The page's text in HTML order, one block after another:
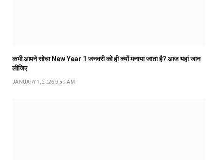
कभी आपने सोचा New Year 1 जनवरी को ही क्यों मनाया जाता है? आज यहां जान
लीजिए
JANUARY 1, 2026 9:59 AM